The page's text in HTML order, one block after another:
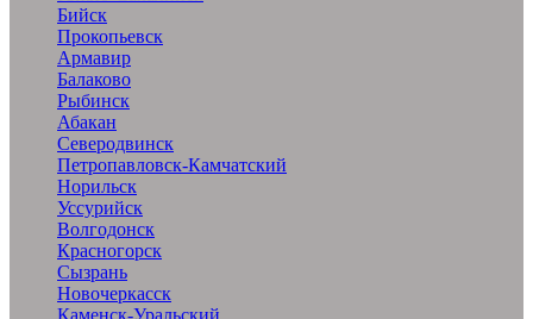
Бийск
Прокопьевск
Армавир
Балаково
Рыбинск
Абакан
Северодвинск
Петропавловск-Камчатский
Норильск
Уссурийск
Волгодонск
Красногорск
Сызрань
Новочеркасск
Каменск-Уральский